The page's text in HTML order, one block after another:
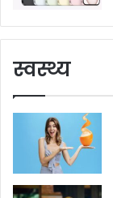
स्वस्थ्य